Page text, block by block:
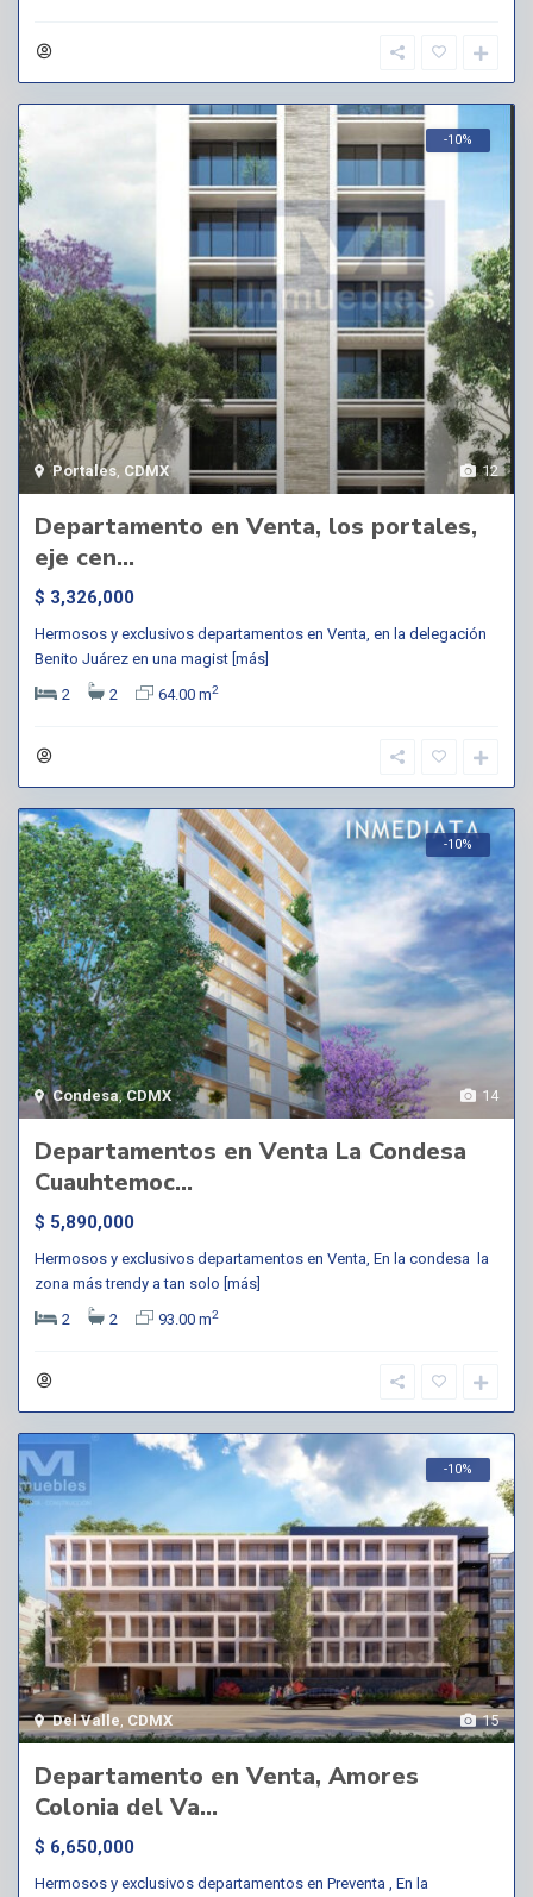
12
Portales CDMX
-10%
Departamento en Venta, los portales,
eje cen...
$ 3,326,000
Hermosos y exclusivos departamentos en Venta, en la delegación
Benito Juárez en una magist [más]
2
2 64.00 m2
14
Condesa,CDMX
-10%
Departamentos en Venta La Condesa
Cuauhtemoc...
$ 5,890,000
Hermosos y exclusivos departamentos en Venta, En la condesa la
zona más trendy a tan solo [más]
2
2 93.00 m2
15
Del Valle CDMX
-10%
Departamento en Venta, Amores
Colonia del Va...
$ 6,650,000
Hermosos y exclusivos departamentos en Preventa , En la